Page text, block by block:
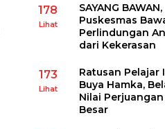
178
Lihat
SAYANG
Puskesmas
Perlindungan
dari Kekerasan
173
Lihat
Ratusan Pelajar
Buya Hamka,
Nilai
Besar